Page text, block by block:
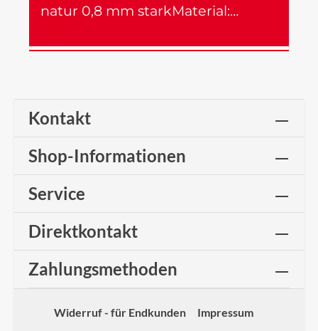
natur 0,8 mm starkMaterial:…
Kontakt
Shop-Informationen
Service
Direktkontakt
Zahlungsmethoden
Widerruf - für Endkunden
Impressum